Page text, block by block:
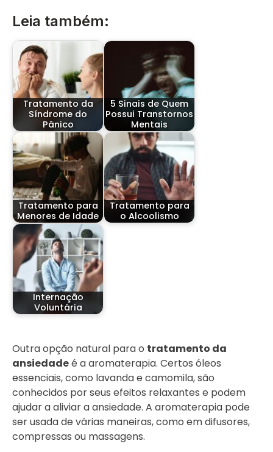
Leia também:
Tratamento da
Síndrome do
Pânico
5 Sinais de Quem
Possui Transtornos
Mentais
Tratamento para
Menores de Idade
Tratamento para
o Alcoolismo
Internação
Voluntária
Outra opção natural para o tratamento da
ansiedadeé a aromaterapia. Certos óleos
essenciais, como lavanda e camomila, são
conhecidos por seus efeitos relaxantes e podem
ajudar a aliviar a ansiedade. A aromaterapia pode
ser usada de várias maneiras, como em difusores,
compressas ou massagens.